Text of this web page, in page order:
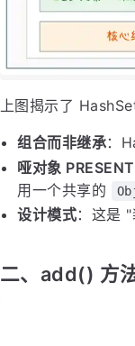
上图揭示了
组合而非继承：
哑对象 PRESENT
用一个共享的
设计模式：这是
二、add() 方